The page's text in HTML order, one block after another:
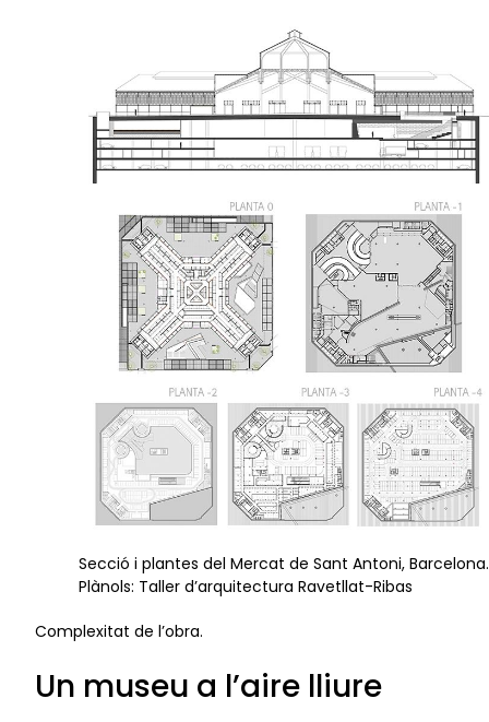
Secció i plantes del Mercat de Sant Antoni, Barcelona.
Plànols: Taller d’arquitectura Ravetllat-Ribas
Complexitat de l’obra.
Un museu a l’aire lliure